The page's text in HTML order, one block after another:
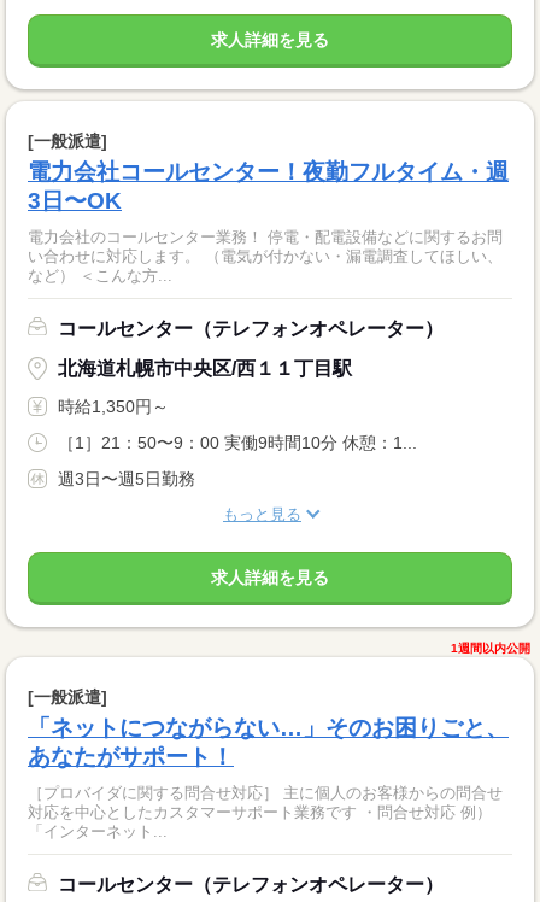
求人詳細を見る
[一般派遣]
電力会社コールセンター！夜勤フルタイム・週
3日〜OK
電力会社のコールセンター業務！ 停電・配電設備などに関するお問
い合わせに対応します。 （電気が付かない・漏電調査してほしい、
など） ＜こんな方...
コールセンター（テレフォンオペレーター）
北海道札幌市中央区/西１１丁目駅
時給1,350円～
［1］21：50〜9：00 実働9時間10分 休憩：1...
週3日〜週5日勤務
もっと見る
求人詳細を見る
1週間以内公開
[一般派遣]
「ネットにつながらない…」そのお困りごと、
あなたがサポート！
［プロバイダに関する問合せ対応］ 主に個人のお客様からの問合せ
対応を中心としたカスタマーサポート業務です ・問合せ対応 例）
「インターネット...
コールセンター（テレフォンオペレーター）